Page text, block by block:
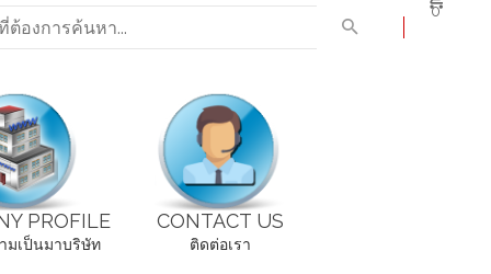
0
PROFILE
มเป็นมาบริษัท
CONTACT US
ติดต่อเรา